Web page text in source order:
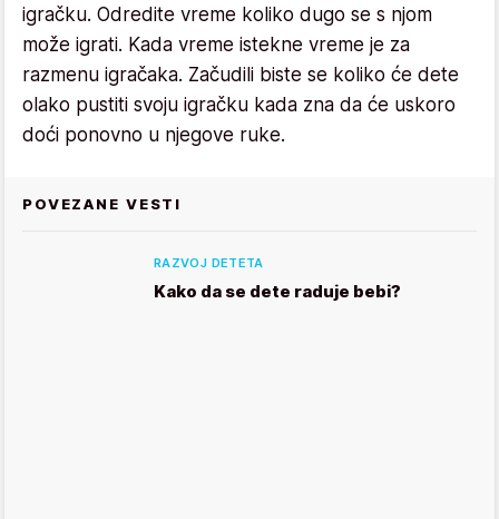
igračku. Odredite vreme koliko dugo se s njom
može igrati. Kada vreme istekne vreme je za
razmenu igračaka. Začudili biste se koliko će dete
olako pustiti svoju igračku kada zna da će uskoro
doći ponovno u njegove ruke.
POVEZANE VESTI
RAZVOJ DETETA
Kako da se dete raduje bebi?